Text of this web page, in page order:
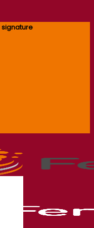
signature